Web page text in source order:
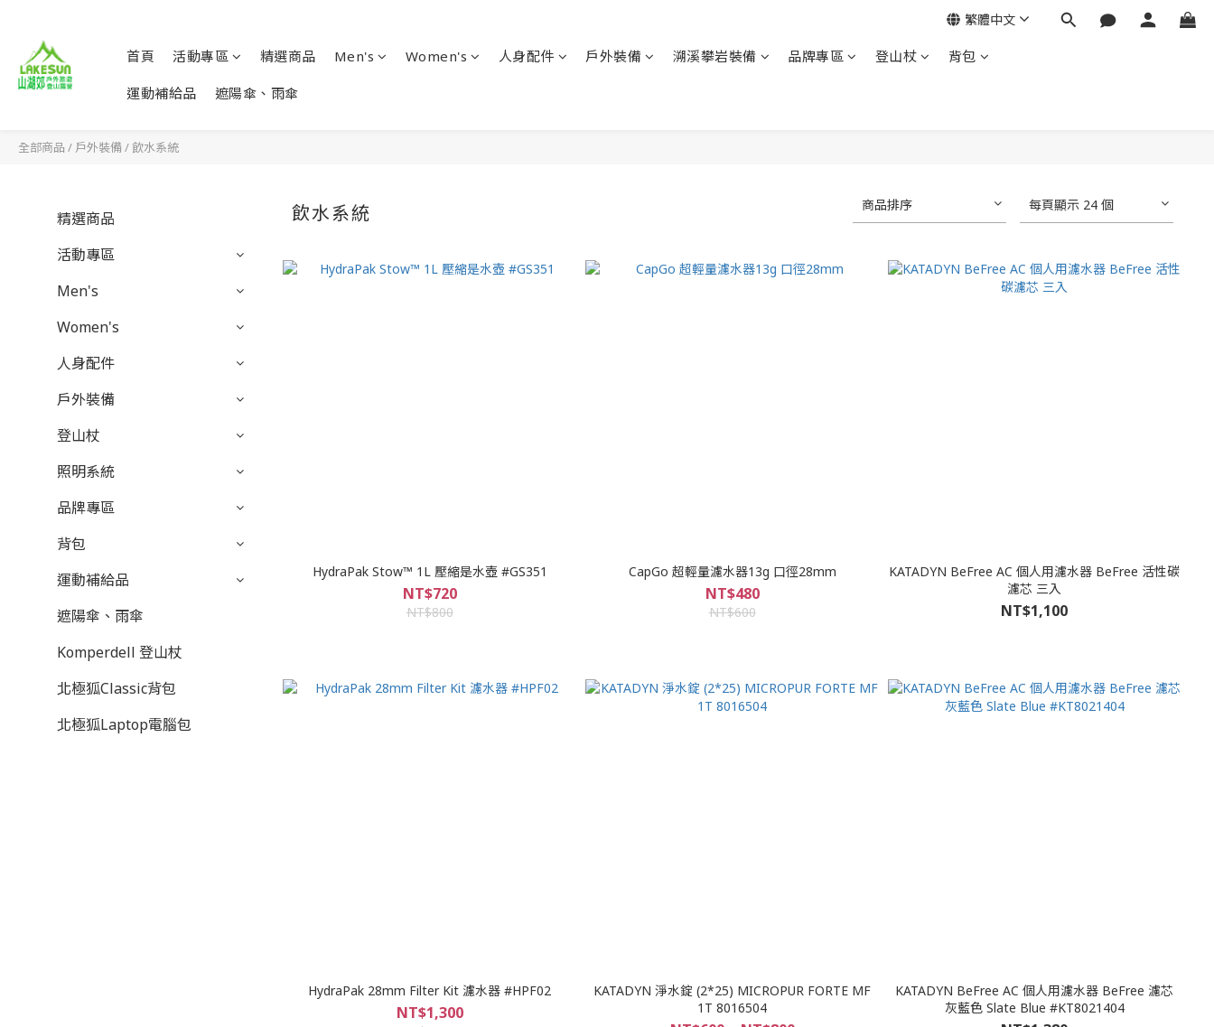
首頁 活動專區 精選商品 Men's Women's 人身配件 戶外裝備 溯溪攀岩裝備 品牌專區 登山杖 背包
運動補給品 遮陽傘、雨傘
繁體中文
全部商品 / 戶外裝備 /飲水系統
精選商品
活動專區
Men's
Women's
人身配件
戶外裝備
登山杖
照明系統
品牌專區
背包
運動補給品
遮陽傘、雨傘
Komperdell 登山杖
北極狐Classic背包
北極狐Laptop電腦包
飲水系統 商品排序 每頁顯示 24 個
HydraPak Stow™ 1L 壓縮是水壺 #GS351
NT$720
NT$800
CapGo 超輕量濾水器13g 口徑28mm
NT$480
NT$600
KATADYN BeFree AC 個人用濾水器 BeFree 活性碳
濾芯 三入
NT$1,100
HydraPak 28mm Filter Kit 濾水器 #HPF02
NT$1,300
KATADYN 淨水錠 (2*25) MICROPUR FORTE MF
1T 8016504
KATADYN BeFree AC 個人用濾水器 BeFree 濾芯
灰藍色 Slate Blue #KT8021404